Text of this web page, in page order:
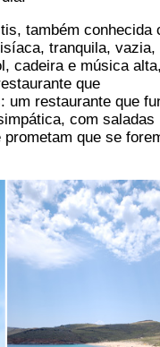
também conhecida
tranquila, vazia,
cadeira e música
que
um restaurante que
com saladas
que se